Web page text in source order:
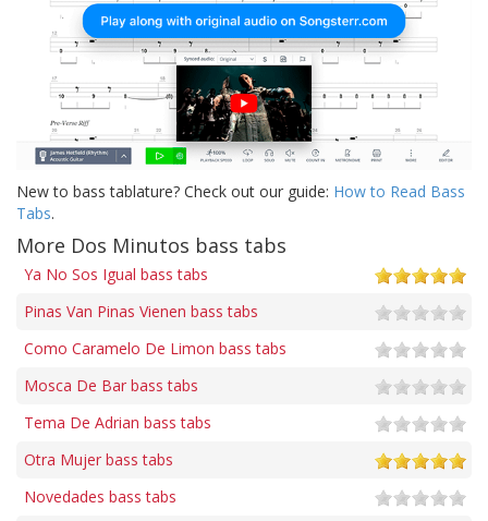
New to bass tablature? Check out our guide: How to Read Bass
Tabs.
More Dos Minutos bass tabs
Ya No Sos Igual bass tabs
Pinas Van Pinas Vienen bass tabs
Como Caramelo De Limon bass tabs
Mosca De Bar bass tabs
Tema De Adrian bass tabs
Otra Mujer bass tabs
Novedades bass tabs